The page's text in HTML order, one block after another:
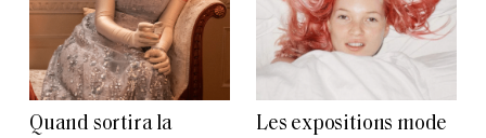
Quand sortira la
Les expositions mode